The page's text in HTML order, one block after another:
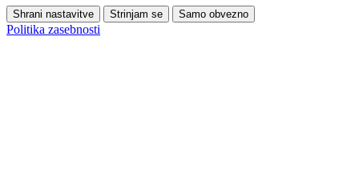
Shrani nastavitve Strinjam se Samo obvezno
Politika zasebnosti